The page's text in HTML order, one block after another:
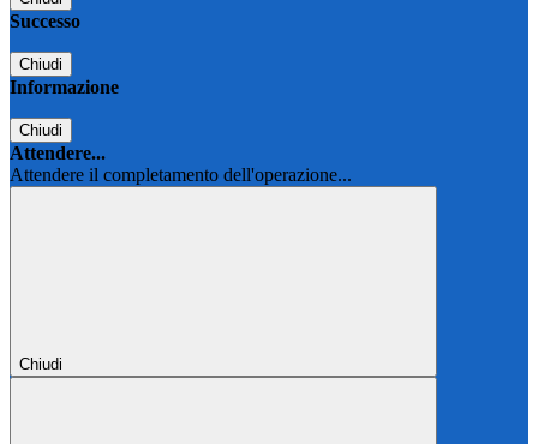
Successo
Chiudi
Informazione
Chiudi
Attendere...
Attendere il completamento dell'operazione...
Chiudi